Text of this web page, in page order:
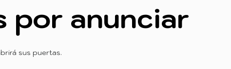
por anunciar
sus puertas.